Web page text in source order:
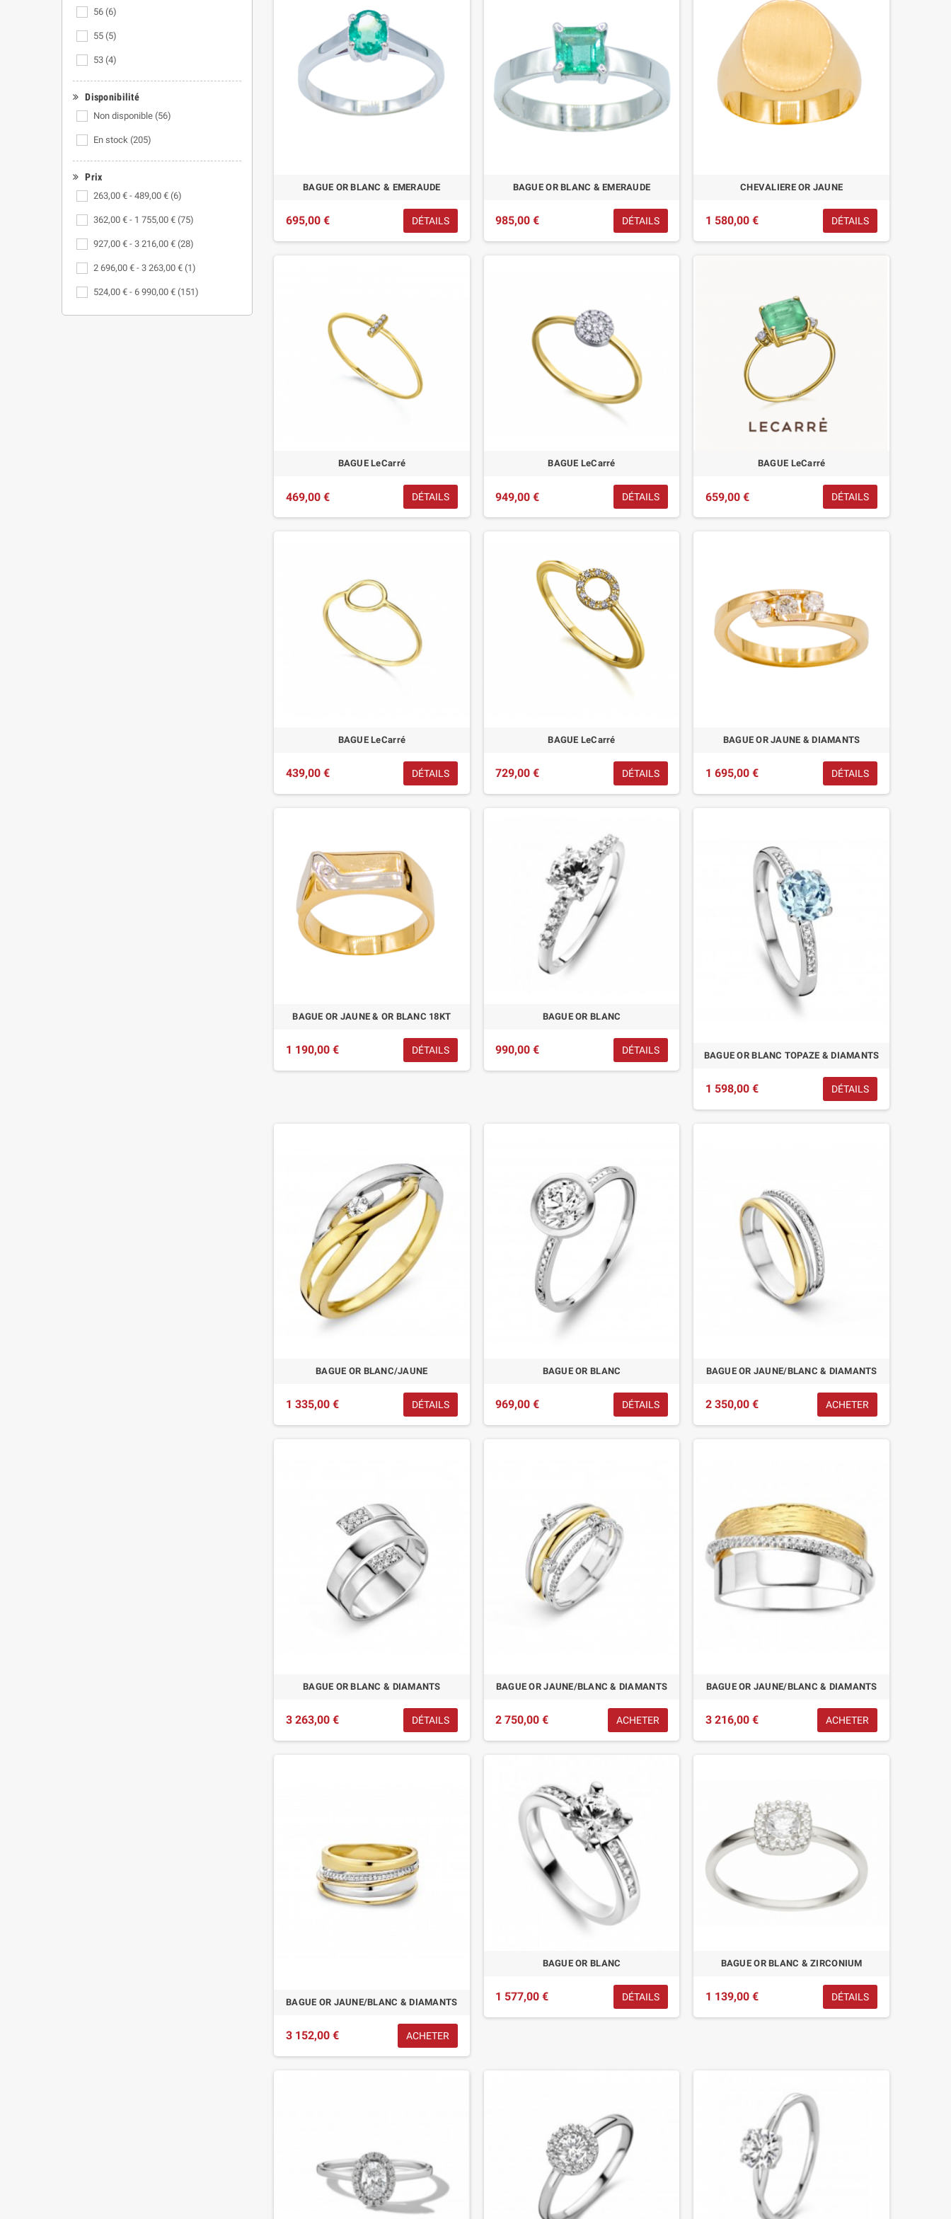
56 (6)
55 (5)
53 (4)
Disponibilité
Non disponible (56)
En stock (205)
Prix
263,00 € - 489,00 € (6)
362,00 € - 1 755,00 € (75)
927,00 € - 3 216,00 € (28)
2 696,00 € - 3 263,00 € (1)
524,00 € - 6 990,00 € (151)
BAGUE OR BLANC & EMERAUDE
695,00 € DÉTAILS
BAGUE OR BLANC & EMERAUDE
985,00 € DÉTAILS
CHEVALIERE OR JAUNE
1 580,00 € DÉTAILS
BAGUE LeCarré
469,00 € DÉTAILS
BAGUE LeCarré
949,00 € DÉTAILS
BAGUE LeCarré
659,00 € DÉTAILS
BAGUE LeCarré
439,00 € DÉTAILS
BAGUE LeCarré
729,00 € DÉTAILS
BAGUE OR JAUNE & DIAMANTS
1 695,00 € DÉTAILS
BAGUE OR JAUNE & OR BLANC 18KT
1 190,00 € DÉTAILS
BAGUE OR BLANC
990,00 € DÉTAILS BAGUE OR BLANC TOPAZE & DIAMANTS
1 598,00 € DÉTAILS
BAGUE OR BLANC/JAUNE
1 335,00 € DÉTAILS
BAGUE OR BLANC
969,00 € DÉTAILS
BAGUE OR JAUNE/BLANC & DIAMANTS
2 350,00 € ACHETER
BAGUE OR BLANC & DIAMANTS
3 263,00 € DÉTAILS
BAGUE OR JAUNE/BLANC & DIAMANTS
2 750,00 € ACHETER
BAGUE OR JAUNE/BLANC & DIAMANTS
3 216,00 € ACHETER
BAGUE OR JAUNE/BLANC & DIAMANTS
3 152,00 € ACHETER
BAGUE OR BLANC
1 577,00 € DÉTAILS
BAGUE OR BLANC & ZIRCONIUM
1 139,00 € DÉTAILS